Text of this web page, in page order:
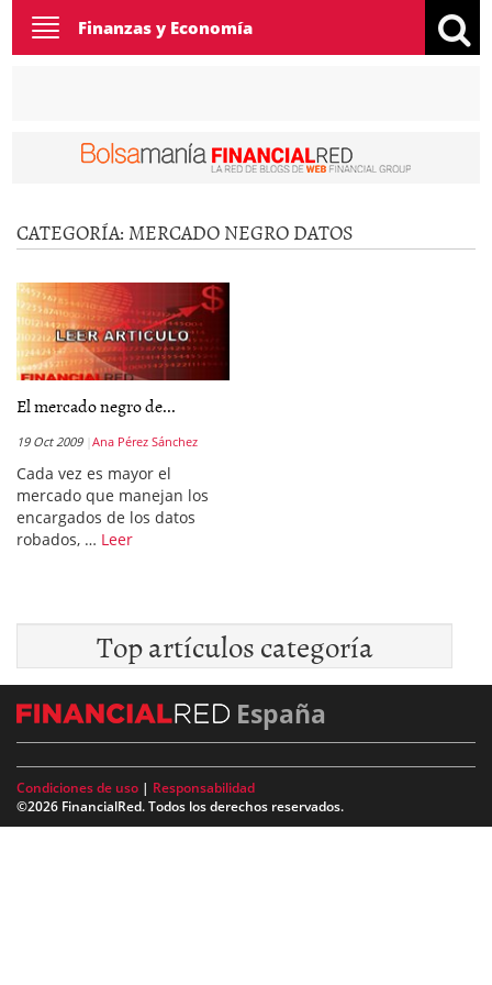
Toggle
navigation
Finanzas y Economía
CATEGORÍA: MERCADO NEGRO DATOS
El mercado negro de...
19 Oct 2009 Ana Pérez Sánchez
Cada vez es mayor el
mercado que manejan los
encargados de los datos
robados, … Leer
Top artículos categoría
España
Condiciones de uso | Responsabilidad
©2026 FinancialRed. Todos los derechos reservados.